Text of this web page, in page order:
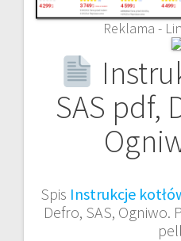
Reklama -
SAS pdf,
Spis Instrukcje
Defro, SAS, Ogniwo.